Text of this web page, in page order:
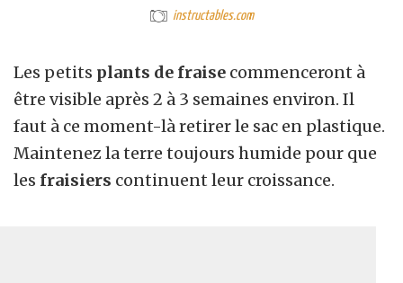
instructables.com
Les petits plants de fraise commenceront à
être visible après 2 à 3 semaines environ. Il
faut à ce moment-là retirer le sac en plastique.
Maintenez la terre toujours humide pour que
les fraisiers continuent leur croissance.